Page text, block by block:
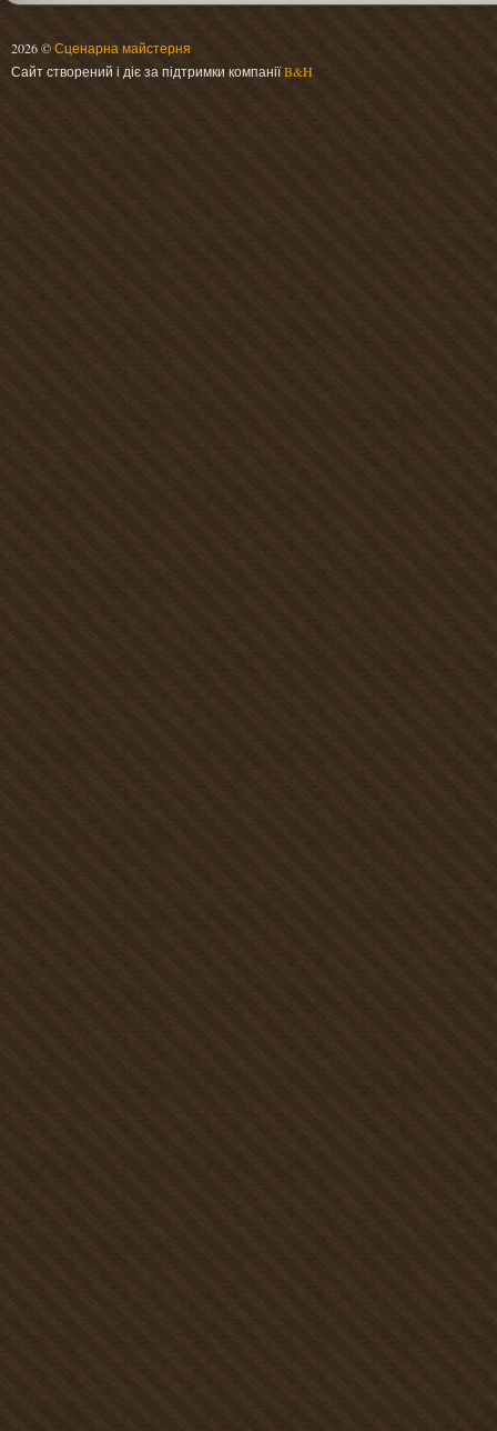
2026 ©Сценарна майстерня
Сайт створений і діє за підтримки компаніїB&H